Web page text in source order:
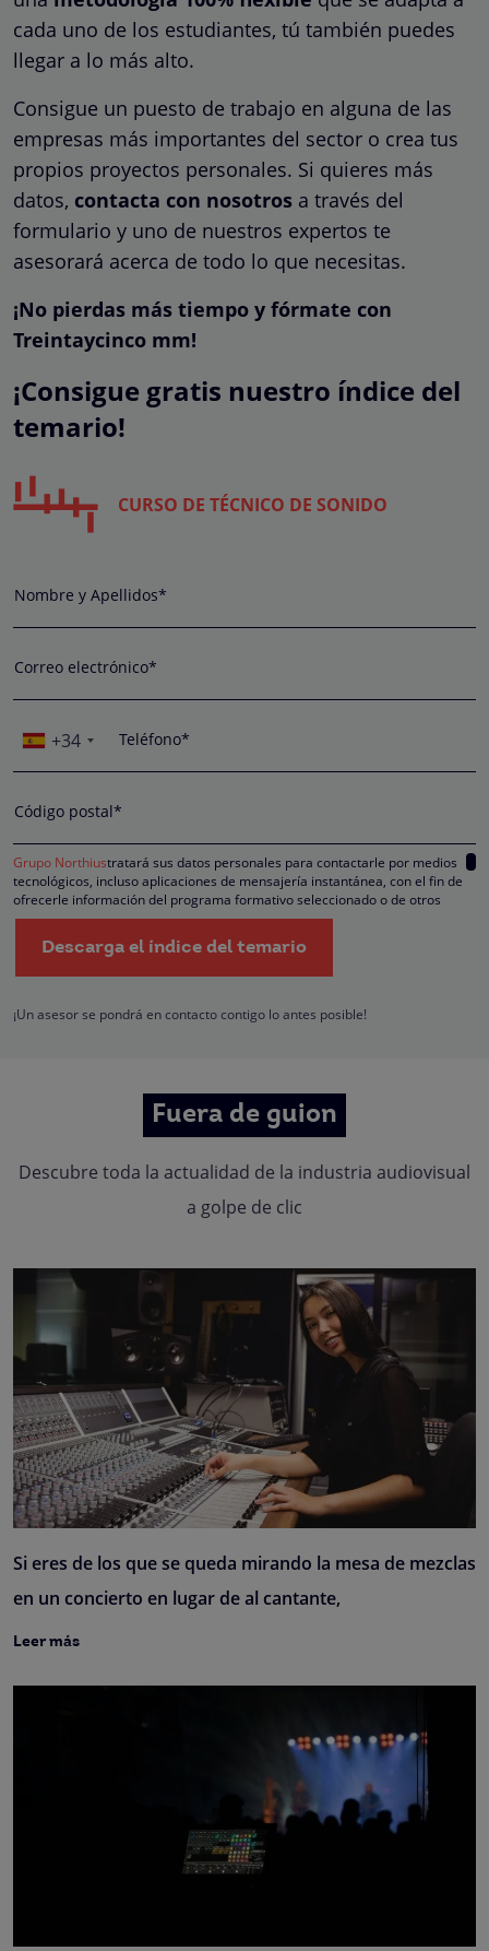
cada uno de los estudiantes, tú también puedes
llegar a lo más alto.
Consigue un puesto de trabajo en alguna de las
empresas más importantes del sector o crea tus
propios proyectos personales. Si quieres más
datos, contacta con nosotros a través del
formulario y uno de nuestros expertos te
asesorará acerca de todo lo que necesitas.
¡No pierdas más tiempo y fórmate con
Treintaycinco mm!
¡Consigue gratis nuestro índice del
temario!
CURSO DE TÉCNICO DE SONIDO
Nombre y Apellidos*
Correo electrónico*
+34 Teléfono*
Código postal*
Grupo Northiustratará sus datos personales para contactarle por medios
tecnológicos, incluso aplicaciones de mensajería instantánea, con el fin de
ofrecerle información del programa formativo seleccionado o de otros
directamente relacionados con el interés manifestado y, en su caso, para
tramitar la contratación correspondiente. Compartiremos su solicitud con las
empresas que conforman elGrupo Northius, con el objeto de que estas
hacerle llegar la mejor oferta de productos y servicios de acuerdo a su
oposición, limitación, tal y como se explica en laPolítica de Privacidad
Descarga el índice del temario
¡Un asesor se pondrá en contacto contigo lo antes posible!
Fuera de guion
Descubre toda la actualidad de la industria audiovisual
a golpe de clic
Si eres de los que se queda mirando la mesa de mezclas
en un concierto en lugar de al cantante,
Leer más